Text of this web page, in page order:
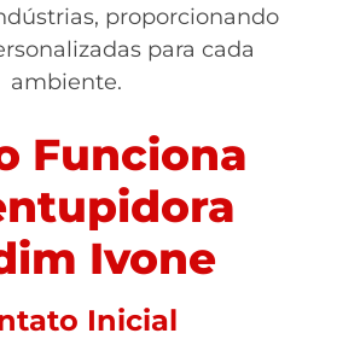
proporcionando
para cada
ambiente.
Funciona
Ivone
Inicial